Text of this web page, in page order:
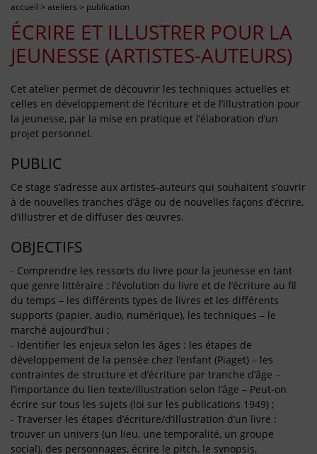
accueil > ateliers > publication
ÉCRIRE ET ILLUSTRER POUR LA
JEUNESSE (ARTISTES-AUTEURS)
Cet atelier permet de découvrir les techniques actuelles et
celles en développement de l’écriture et de l’illustration pour
la jeunesse, par la mise en pratique et l’élaboration d’un
projet personnel.
PUBLIC
Ce stage s’adresse aux artistes-auteurs qui souhaitent s’ouvrir
à de nouvelles tranches d’âge ou de nouvelles façons d’écrire,
d’illustrer et de diffuser des œuvres.
OBJECTIFS
- Comprendre les ressorts du livre pour la jeunesse en tant
que genre littéraire : l’évolution du livre et de l’écriture au fil
du temps – les différents types de livres et les différents
supports (papier, audio, numérique), les techniques – le
marché aujourd’hui ;
- Identifier les enjeux selon les âges : les étapes de
développement de la pensée chez l’enfant (Piaget) – les
contraintes de structure et d’écriture par tranche d’âge –
l’importance du lien texte/illustration selon l’âge – Peut-on
écrire sur tous les sujets (loi sur les publications 1949) ;
- Traverser les étapes d’écriture/d’illustration d’un livre :
trouver un univers (un lieu, une temporalité, un groupe
social), des personnages, écrire le pitch, le synopsis,